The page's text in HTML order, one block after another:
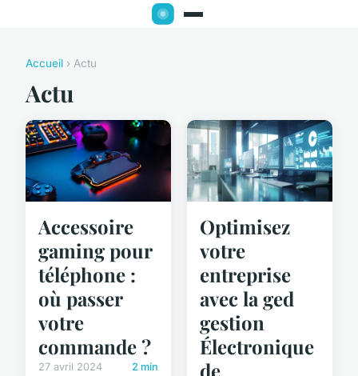
Accueil › Actu
Actu
Accessoire
gaming pour
téléphone :
où passer
votre
commande ?
27 avril 2024 2 min
Optimisez
votre
entreprise
avec la ged
gestion
Électronique
de